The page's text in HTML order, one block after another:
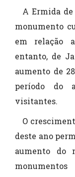
A Ermida de
monumento
em relação
entanto, de
aumento de
período do
visitantes.
O
deste ano
aumento do